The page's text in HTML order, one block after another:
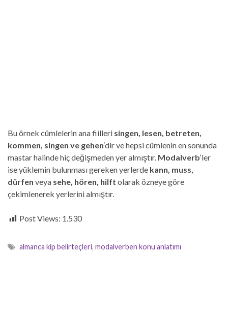
Bu örnek cümlelerin ana fiilleri singen, lesen, betreten,
kommen, singen ve gehen‘dir ve hepsi cümlenin en sonunda
mastar halinde hiç değişmeden yer almıştır. Modalverb‘ler
ise yüklemin bulunması gereken yerlerde kann, muss,
dürfen veya sehe, hören, hilft olarak özneye göre
çekimlenerek yerlerini almıştır.
Post Views: 1.530
almanca kip belirteçleri, modalverben konu anlatımı